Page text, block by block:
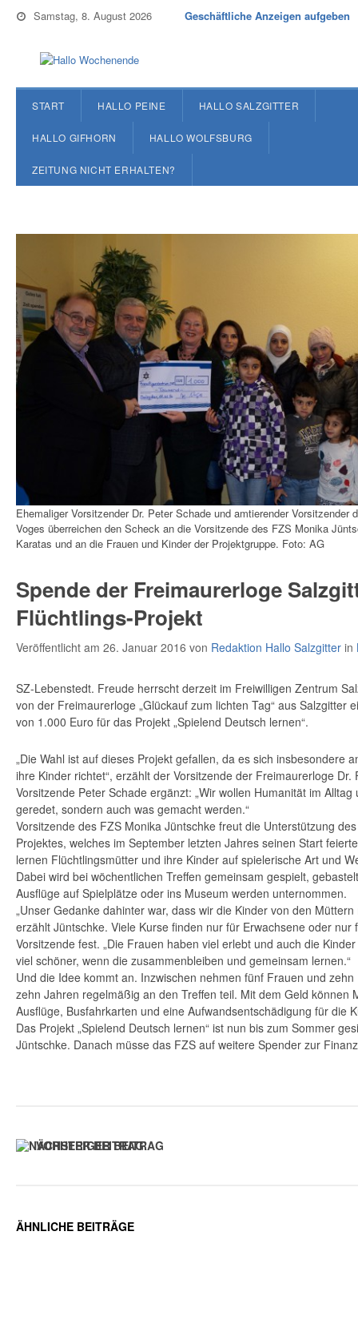
Samstag, 8. August 2026 Geschäftliche Anzeigen aufgeben
START HALLO PEINE HALLO SALZGITTER
HALLO GIFHORN HALLO WOLFSBURG
ZEITUNG NICHT ERHALTEN?
Ehemaliger Vorsitzender Dr. Peter Schade und amtierender Vorsitzender
Voges überreichen den Scheck an die Vorsitzende des FZS Monika
Karatas und an die Frauen und Kinder der Projektgruppe. Foto: AG
Spende der Freimaurerloge
Flüchtlings-Projekt
Veröffentlicht am 26. Januar 2016 von Redaktion Hallo Salzgitter in
SZ-Lebenstedt. Freude herrscht derzeit im Freiwilligen Zentrum
von der Freimaurerloge „Glückauf zum lichten Tag“ aus Salzgitter
von 1.000 Euro für das Projekt „Spielend Deutsch lernen“.
„Die Wahl ist auf dieses Projekt gefallen, da es sich insbesondere
ihre Kinder richtet“, erzählt der Vorsitzende der Freimaurerloge Dr.
Vorsitzende Peter Schade ergänzt: „Wir wollen Humanität im
geredet, sondern auch was gemacht werden.“
Vorsitzende des FZS Monika Jüntschke freut die Unterstützung
Projektes, welches im September letzten Jahres seinen Start
lernen Flüchtlingsmütter und ihre Kinder auf spielerische Art und
Dabei wird bei wöchentlichen Treffen gemeinsam gespielt,
Ausflüge auf Spielplätze oder ins Museum werden unternommen.
„Unser Gedanke dahinter war, dass wir die Kinder von den
erzählt Jüntschke. Viele Kurse finden nur für Erwachsene oder nur
Vorsitzende fest. „Die Frauen haben viel erlebt und auch die
viel schöner, wenn die zusammenbleiben und gemeinsam lernen.“
Und die Idee kommt an. Inzwischen nehmen fünf Frauen und
zehn Jahren regelmäßig an den Treffen teil. Mit dem Geld können
Ausflüge, Busfahrkarten und eine Aufwandsentschädigung für die
Das Projekt „Spielend Deutsch lernen“ ist nun bis zum Sommer
Jüntschke. Danach müsse das FZS auf weitere Spender zur
VORHERIGER BEITRAG
ÄHNLICHE BEITRÄGE